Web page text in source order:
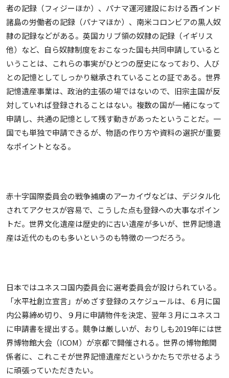
者の記録（フィジーほか）、パナマ運河建設における西インド
諸島の労働者の記録（パナマほか）、南米コロンビアの黒人奴
隷の記録などがある。英国カリブ領の奴隷の記録（イギリス
他）など、自ら奴隷制度をおこなった国も共同申請していると
いうことは、これらの事実がひとつの歴史になっており、人び
との記憶としてしっかり継承されていることの証である。世界
記憶遺産事業は、政治的主張の場ではないので、旧宗主国が反
対していれば登録されることはない。複数の国が一緒になって
申請し、共通の記憶として残す動きがあったということだ。一
国でも単独で申請できるが、物語の作り方や資料の選択が重要
なポイントとなる。
赤十字国際委員会の戦争捕虜のアーカイヴなどは、デジタル化
されてアクセスが容易で、こうした点も登録への大事なポイン
トだ。世界文化遺産は歴史的に古い遺産が多いが、世界記憶遺
産は近代のものも多いというのも特徴の一つだろう。
日本ではユネスコ国内委員会に選考委員会が設けられている。
「水平社創立宣言」がめざす登録のスケジュールは、６月に国
内公募締め切り、９月に申請物件を決定、翌年３月にユネスコ
に申請書を提出する。競争は厳しいが、おりしも2019年には世
界博物館大会（ICOM）が京都で開催される。世界の博物館関
係者に、これこそが世界記憶遺産だというかたちで示せるよう
に頑張っていただきたい。